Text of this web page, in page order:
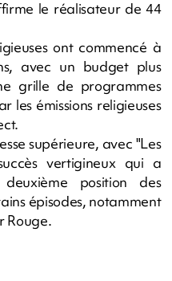
le réalisateur de 44
ont commencé à
avec un budget plus
grille de programmes
les émissions religieuses
supérieure, avec "Les
vertigineux qui a
position des
épisodes, notamment
Rouge.